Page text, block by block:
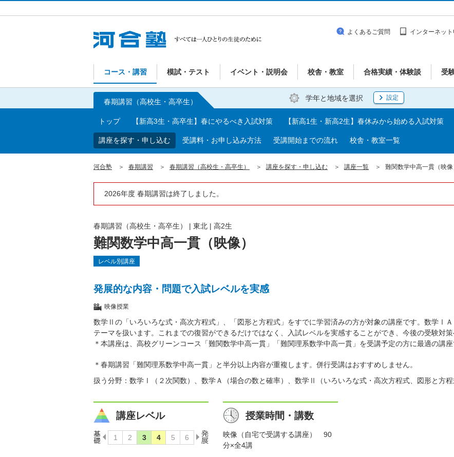
コース・講習 模試・テスト イベント・説明会 校舎・教室 合格実績・体験談 受
よくあるご質問 インターネット
学年と地域を選択 設定
春期講習（高校生・高卒生）
トップ 【新高3生・高卒生】春にやるべき入試対策 【新高1生・新高2生】春休みから始める入試対策
講座を探す・申し込む 受講料・お申し込み方法 受講開始までの流れ 校舎・教室一覧
河合塾 春期講習 春期講習（高校生・高卒生） 講座を探す・申し込む 講座一覧 難関数学中高一貫（映像
2026年度 春期講習は終了しました。
難関数学中高一貫（映像）
春期講習（高校生・高卒生） | 東北 | 高2生
レベル別講座
発展的な内容・問題で入試レベルを実感
映像授業
数学Ⅱの「いろいろな式・高次方程式」、「図形と方程式」をすでに学習済みの方が対象の講座です。数学Ⅰ
テーマを扱います。これまでの復習ができるだけではなく、入試レベルを実感することができ、今後の受験対
＊本講座は、高校グリーンコース「難関数学中高一貫」「難関理系数学中高一貫」を受講予定の方に最適の講座
＊春期講習「難関理系数学中高一貫」と半分以上内容が重複します。併行受講はおすすめしません。
扱う分野：数学Ⅰ（２次関数）、数学Ａ（場合の数と確率）、数学Ⅱ（いろいろな式・高次方程式、図形と方程
講座レベル 授業時間・講数
映像（自宅で受講する講座） 90
分×全4講